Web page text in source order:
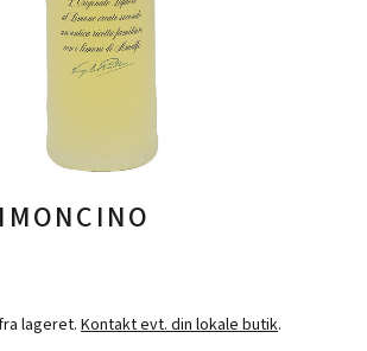
lageret. Kontakt evt. din lokale butik.